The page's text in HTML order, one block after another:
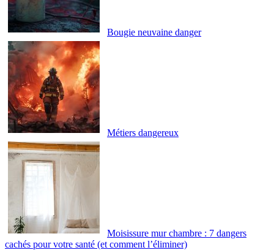
Bougie neuvaine danger
Métiers dangereux
Moisissure mur chambre : 7 dangers
cachés pour votre santé (et comment l’éliminer)